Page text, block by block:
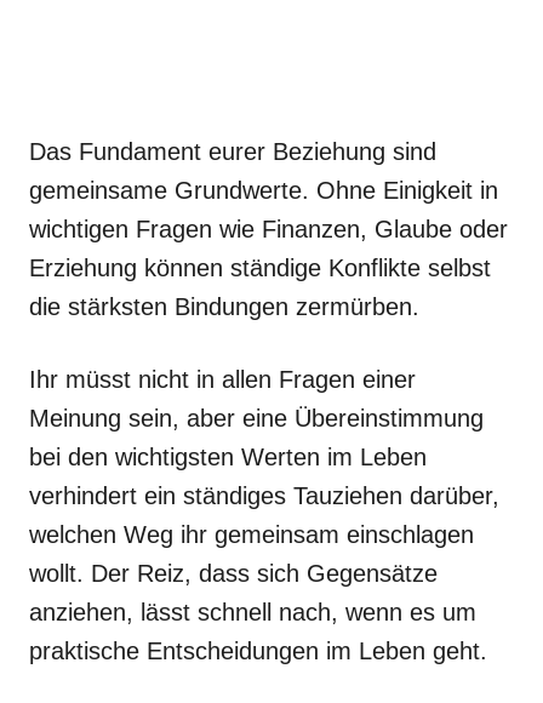
Das Fundament eurer Beziehung sind
gemeinsame Grundwerte. Ohne Einigkeit in
wichtigen Fragen wie Finanzen, Glaube oder
Erziehung können ständige Konflikte selbst
die stärksten Bindungen zermürben.
Ihr müsst nicht in allen Fragen einer
Meinung sein, aber eine Übereinstimmung
bei den wichtigsten Werten im Leben
verhindert ein ständiges Tauziehen darüber,
welchen Weg ihr gemeinsam einschlagen
wollt. Der Reiz, dass sich Gegensätze
anziehen, lässt schnell nach, wenn es um
praktische Entscheidungen im Leben geht.